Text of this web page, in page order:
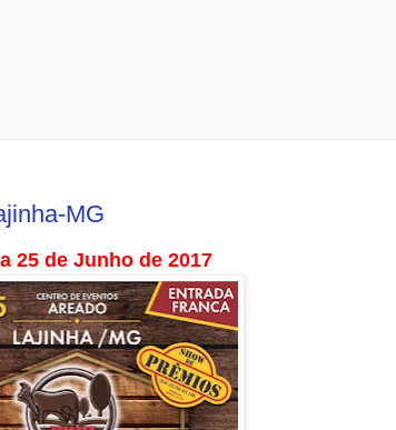
MG
25 de Junho de 2017